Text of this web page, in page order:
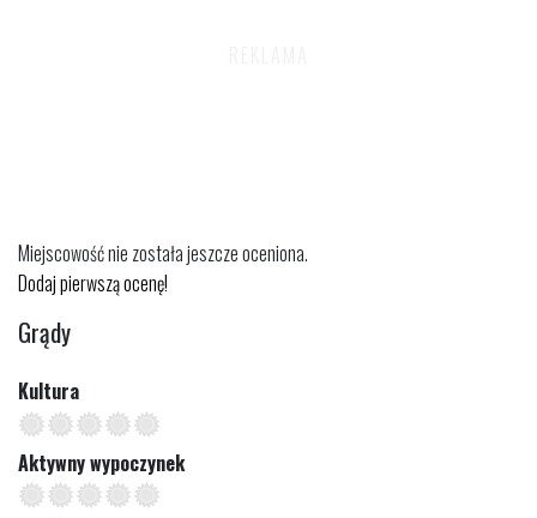
Miejscowość nie została jeszcze oceniona.
Dodaj pierwszą ocenę!
Grądy
Kultura
Aktywny wypoczynek